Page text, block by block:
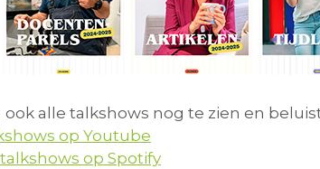
ook alle talkshows nog te zien en
op Youtube
op Spotify